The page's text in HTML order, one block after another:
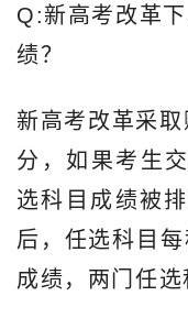
Q:新高考改革
绩？
新高考改革采
分，如果考生
选科目成绩被
后，任选科目
成绩，两门任选